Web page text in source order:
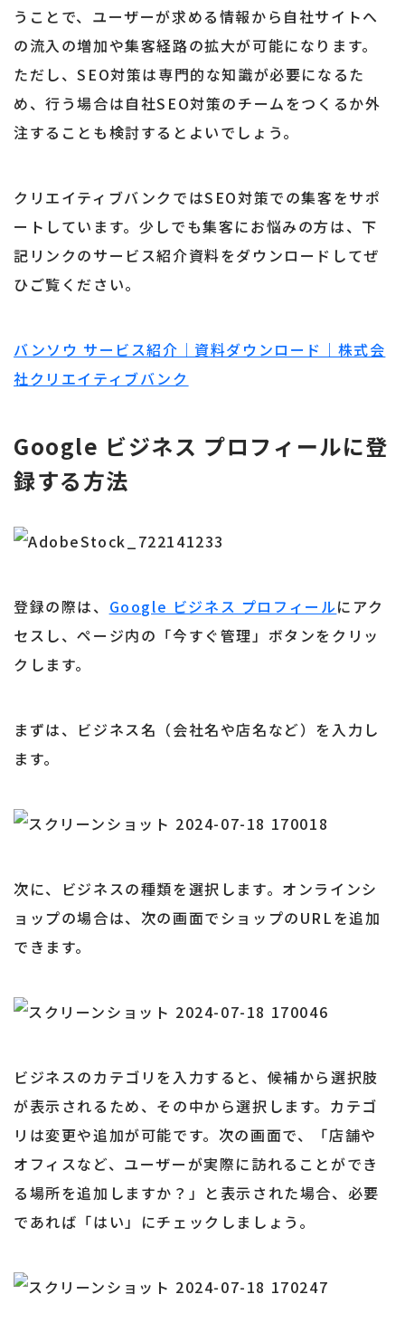
うことで、ユーザーが求める情報から自社サイトへ
の流入の増加や集客経路の拡大が可能になります。
ただし、SEO対策は専門的な知識が必要になるた
め、行う場合は自社SEO対策のチームをつくるか外
注することも検討するとよいでしょう。
クリエイティブバンクではSEO対策での集客をサポ
ートしています。少しでも集客にお悩みの方は、下
記リンクのサービス紹介資料をダウンロードしてぜ
ひご覧ください。
バンソウ サービス紹介｜資料ダウンロード｜株式会
社クリエイティブバンク
Google ビジネス プロフィールに登
録する方法
登録の際は、 Google ビジネス プロフィールにアク
セスし、ページ内の「今すぐ管理」ボタンをクリッ
クします。
まずは、ビジネス名（会社名や店名など）を入力し
ます。
次に、ビジネスの種類を選択します。オンラインシ
ョップの場合は、次の画面でショップのURLを追加
できます。
ビジネスのカテゴリを入力すると、候補から選択肢
が表示されるため、その中から選択します。カテゴ
リは変更や追加が可能です。次の画面で、「店舗や
オフィスなど、ユーザーが実際に訪れることができ
る場所を追加しますか？」と表示された場合、必要
であれば「はい」にチェックしましょう。